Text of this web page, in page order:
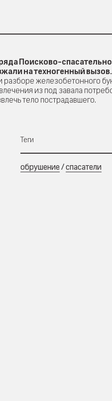
Поисково-
на техногенный вызов.
железобетонного
из под завала
тело пострадавшего.
Теги
обрушение/спасатели